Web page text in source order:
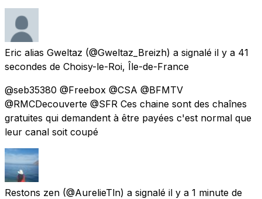
Eric alias Gweltaz (@Gweltaz_Breizh) a signalé il y a 41
secondes de Choisy-le-Roi, Île-de-France
@seb35380 @Freebox @CSA @BFMTV
@RMCDecouverte @SFR Ces chaine sont des chaînes
gratuites qui demandent à être payées c'est normal que
leur canal soit coupé
Restons zen (@AurelieTln) a signalé il y a 1 minute de